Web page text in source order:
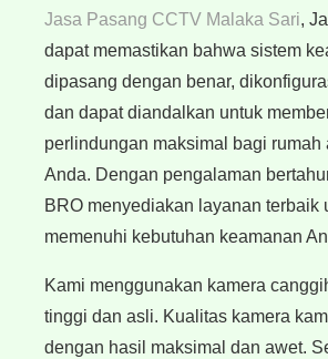
Jasa Pasang CCTV Malaka Sari,
dapat memastikan bahwa sistem
dipasang dengan benar,
dan dapat diandalkan untuk
perlindungan maksimal bagi rumah
Anda. Dengan pengalaman
BRO menyediakan layanan terbaik
memenuhi kebutuhan keamanan
Kami menggunakan kamera
tinggi dan asli. Kualitas kamera
dengan hasil maksimal dan awet.